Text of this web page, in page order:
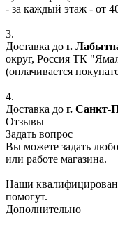
- за каждый этаж - от
3.
Доставка до г.
округ, Россия ТК
(оплачивается
4.
Доставка до г. Санкт-
Отзывы
Задать вопрос
Вы можете задать
или работе магазина.
Наши
помогут.
Дополнительно